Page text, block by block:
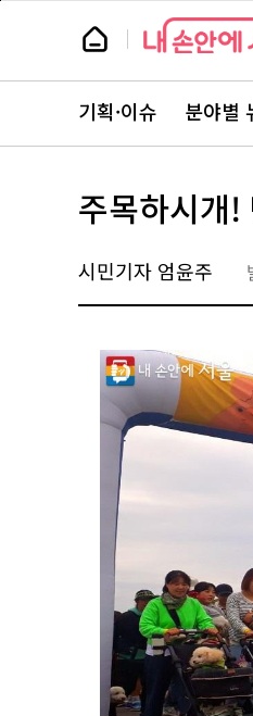
본
뉴
스
뉴
스
주
서
바
로
기획·이슈 분야별
주목하시개!
시민기자 엄윤주
페